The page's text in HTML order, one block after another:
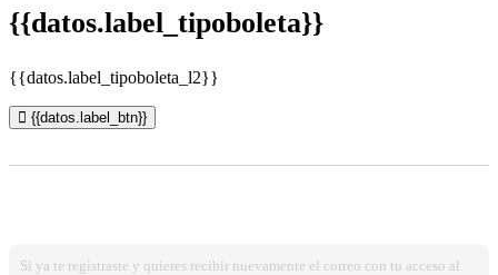
{{datos.label_tipoboleta}}
{{datos.label_tipoboleta_l2}}
{{datos.label_btn}}
Si ya te registraste y quieres recibir nuevamente el correo con tu acceso al